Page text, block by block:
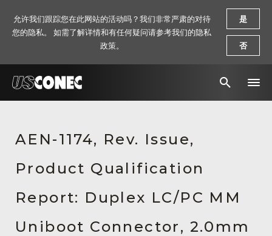
解决方案
产品
资源
关于我们
AEN-1174, Rev. Issue,
Product Qualification
Report: Duplex LC/PC MM
Uniboot Connector, 2.0mm
允许我们跟踪您在此网站的活动吗？我们非常严肃的对待
您的隐私。 如需了解详情和有任何疑问请参考我们的隐私
政策。
是
否